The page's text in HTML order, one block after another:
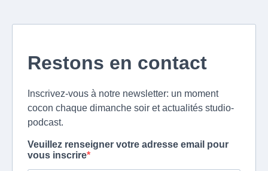
Restons en contact
Inscrivez-vous à notre newsletter: un moment
cocon chaque dimanche soir et actualités studio-
podcast.
Veuillez renseigner votre adresse email pour
vous inscrire